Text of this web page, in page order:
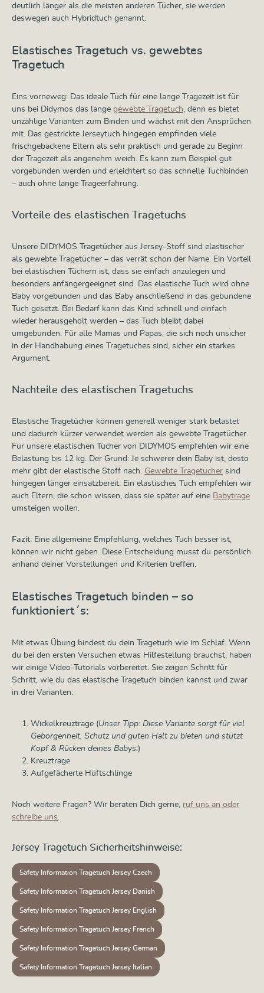
deutlich länger als die meisten anderen Tücher, sie werden
deswegen auch Hybridtuch genannt.
Elastisches Tragetuch vs. gewebtes
Tragetuch
Eins vorneweg: Das ideale Tuch für eine lange Tragezeit ist für
uns bei Didymos das lange gewebte Tragetuch , denn es bietet
unzählige Varianten zum Binden und wächst mit den Ansprüchen
mit. Das gestrickte Jerseytuch hingegen empfinden viele
frischgebackene Eltern als sehr praktisch und gerade zu Beginn
der Tragezeit als angenehm weich. Es kann zum Beispiel gut
vorgebunden werden und erleichtert so das schnelle Tuchbinden
– auch ohne lange Trageerfahrung.
Vorteile des elastischen Tragetuchs
Unsere DIDYMOS Tragetücher aus Jersey-Stoff sind elastischer
als gewebte Tragetücher – das verrät schon der Name. Ein Vorteil
bei elastischen Tüchern ist, dass sie einfach anzulegen und
besonders anfängergeeignet sind. Das elastische Tuch wird ohne
Baby vorgebunden und das Baby anschließend in das gebundene
Tuch gesetzt. Bei Bedarf kann das Kind schnell und einfach
wieder herausgeholt werden – das Tuch bleibt dabei
umgebunden. Für alle Mamas und Papas, die sich noch unsicher
in der Handhabung eines Tragetuches sind, sicher ein starkes
Argument.
Nachteile des elastischen Tragetuchs
Elastische Tragetücher können generell weniger stark belastet
und dadurch kürzer verwendet werden als gewebte Tragetücher.
Für unsere elastischen Tücher von DIDYMOS empfehlen wir eine
Belastung bis 12 kg. Der Grund: Je schwerer dein Baby ist, desto
mehr gibt der elastische Stoff nach. Gewebte Tragetücher sind
hingegen länger einsatzbereit. Ein elastisches Tuch empfehlen wir
auch Eltern, die schon wissen, dass sie später auf eine Babytrage
umsteigen wollen.
Fazit: Eine allgemeine Empfehlung, welches Tuch besser ist,
können wir nicht geben. Diese Entscheidung musst du persönlich
anhand deiner Vorstellungen und Kriterien treffen.
Elastisches Tragetuch binden – so
funktioniert´s:
Mit etwas Übung bindest du dein Tragetuch wie im Schlaf. Wenn
du bei den ersten Versuchen etwas Hilfestellung brauchst, haben
wir einige Video-Tutorials vorbereitet. Sie zeigen Schritt für
Schritt, wie du das elastische Tragetuch binden kannst und zwar
in drei Varianten:
Wickelkreuztrage (Unser Tipp: Diese Variante sorgt für viel
Geborgenheit, Schutz und guten Halt zu bieten und stützt
Kopf & Rücken deines Babys. )
Kreuztrage
Aufgefächerte Hüftschlinge
Noch weitere Fragen? Wir beraten Dich gerne, ruf uns an oder
schreibe uns
Jersey Tragetuch Sicherheitshinweise:
Safety Information Tragetuch Jersey Czech
Safety Information Tragetuch Jersey Danish
Safety Information Tragetuch Jersey English
Safety Information Tragetuch Jersey French
Safety Information Tragetuch Jersey German
Safety Information Tragetuch Jersey Italian